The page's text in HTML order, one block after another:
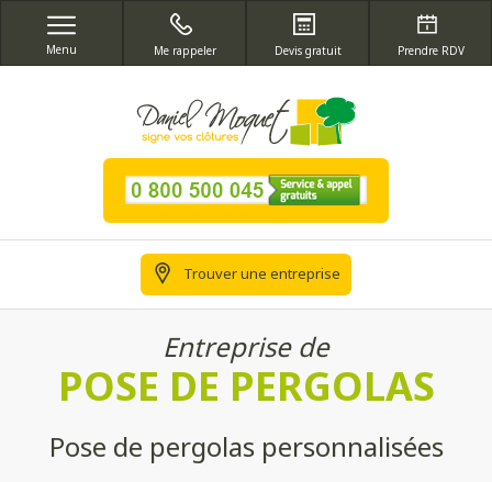
Menu Me rappeler Devis gratuit Prendre RDV
Trouver une entreprise
Entreprise de
POSE DE PERGOLAS
Pose de pergolas personnalisées